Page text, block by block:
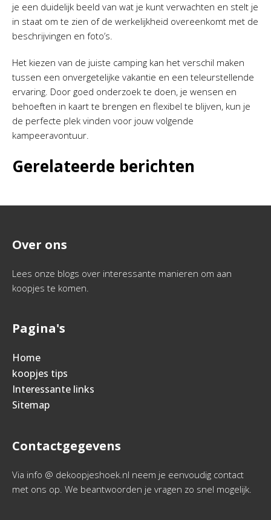
je een duidelijk beeld van wat je kunt verwachten en stelt je
in staat om te zien of de werkelijkheid overeenkomt met de
beschrijvingen en foto’s.
Het kiezen van de juiste camping kan het verschil maken
tussen een onvergetelijke vakantie en een teleurstellende
ervaring. Door goed onderzoek te doen, je wensen en
behoeften in kaart te brengen en flexibel te blijven, kun je
de perfecte plek vinden voor jouw volgende
kampeeravontuur.
Gerelateerde berichten
Over ons
Lees onze blogs over interessante manieren om aan
koopjes te komen.
Pagina's
Home
koopjes tips
Interessante links
Sitemap
Contactgegevens
Via info @ dekoopjeshoek.nl neem je eenvoudig contact
met ons op. We beantwoorden je vragen zo snel mogelijk.